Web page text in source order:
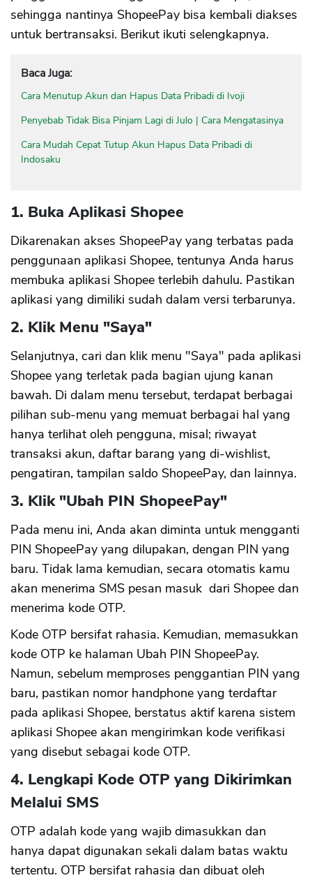
sehingga nantinya ShopeePay bisa kembali diakses
untuk bertransaksi. Berikut ikuti selengkapnya.
Baca Juga:
Cara Menutup Akun dan Hapus Data Pribadi di Ivoji
Penyebab Tidak Bisa Pinjam Lagi di Julo | Cara Mengatasinya
Cara Mudah Cepat Tutup Akun Hapus Data Pribadi di
Indosaku
1. Buka Aplikasi Shopee
Dikarenakan akses ShopeePay yang terbatas pada
penggunaan aplikasi Shopee, tentunya Anda harus
membuka aplikasi Shopee terlebih dahulu. Pastikan
aplikasi yang dimiliki sudah dalam versi terbarunya.
2. Klik Menu "Saya"
Selanjutnya, cari dan klik menu "Saya" pada aplikasi
Shopee yang terletak pada bagian ujung kanan
bawah. Di dalam menu tersebut, terdapat berbagai
pilihan sub-menu yang memuat berbagai hal yang
hanya terlihat oleh pengguna, misal; riwayat
transaksi akun, daftar barang yang di-wishlist,
pengatiran, tampilan saldo ShopeePay, dan lainnya.
3. Klik "Ubah PIN ShopeePay"
Pada menu ini, Anda akan diminta untuk mengganti
PIN ShopeePay yang dilupakan, dengan PIN yang
baru. Tidak lama kemudian, secara otomatis kamu
akan menerima SMS pesan masuk dari Shopee dan
menerima kode OTP.
Kode OTP bersifat rahasia. Kemudian, memasukkan
kode OTP ke halaman Ubah PIN ShopeePay.
Namun, sebelum memproses penggantian PIN yang
baru, pastikan nomor handphone yang terdaftar
pada aplikasi Shopee, berstatus aktif karena sistem
aplikasi Shopee akan mengirimkan kode verifikasi
yang disebut sebagai kode OTP.
4. Lengkapi Kode OTP yang Dikirimkan
Melalui SMS
OTP adalah kode yang wajib dimasukkan dan
hanya dapat digunakan sekali dalam batas waktu
tertentu. OTP bersifat rahasia dan dibuat oleh